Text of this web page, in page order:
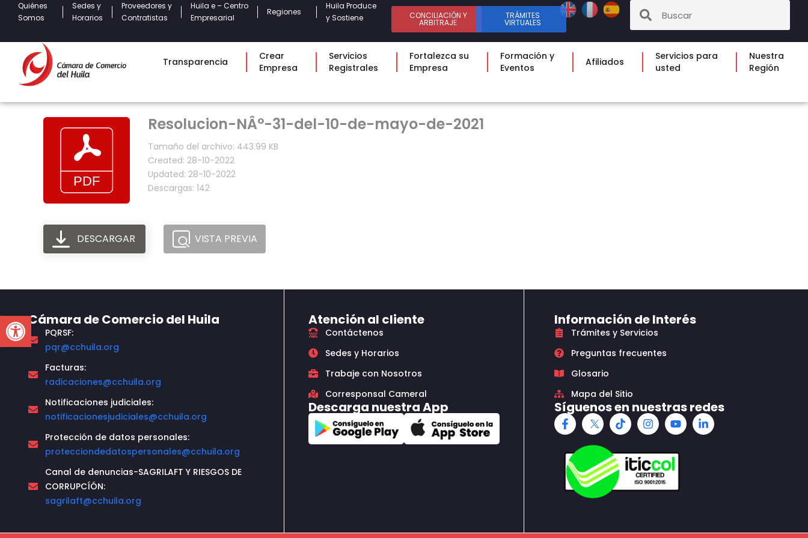
Open toolbar
Quiénes
Somos
Sedes y
Horarios
Proveedores y
Contratistas
Huila e – Centro
Empresarial
Regiones
Huila Produce
y Sostiene
CONCILIACIÓN Y
ARBITRAJE
TRÁMITES
VIRTUALES
Transparencia
Crear
Empresa
Servicios
Registrales
Fortalezca su
Empresa
Formación y
Eventos
Afiliados
Servicios para
usted
Nuestra
Región
Resolucion-NÂ°-31-del-10-de-mayo-de-2021
Tamaño del archivo: 443.99 KB
Created: 28-10-2022
Updated: 28-10-2022
Descargas: 142
DESCARGAR VISTA PREVIA
Cámara de Comercio del Huila
PQRSF:
pqr@cchuila.org
Facturas:
radicaciones@cchuila.org
Notificaciones judiciales:
notificacionesjudiciales@cchuila.org
Protección de datos personales:
protecciondedatospersonales@cchuila.org
Canal de denuncias-SAGRILAFT Y RIESGOS DE
CORRUPCÍÓN:
sagrilaft@cchuila.org
Atención al cliente
Contáctenos
Sedes y Horarios
Trabaje con Nosotros
Corresponsal Cameral
Descarga nuestra App
Información de Interés
Trámites y Servicios
Preguntas frecuentes
Glosario
Mapa del Sitio
Síguenos en nuestras redes